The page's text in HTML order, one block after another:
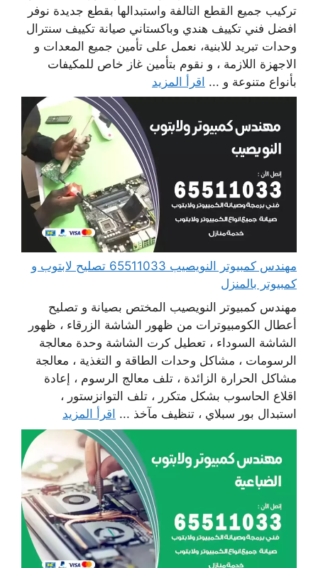
تركيب جميع القطع التالفة واستبدالها بقطع جديدة نوفر
افضل فني تكييف هندي وباكستاني صيانة تكييف سنترال
وحدات تبريد للابنية، نعمل على تأمين جميع المعدات و
الاجهزة اللازمة ، و نقوم بتأمين غاز خاص للمكيفات
بأنواع متنوعة و ... اقرأ المزيد
مهندس كمبيوتر النويصيب 65511033 تصليح لابتوب و
كمبيوتر بالمنزل
مهندس كمبيوتر النويصيب المختص بصيانة و تصليح
أعطال الكومبيوترات من ظهور الشاشة الزرقاء ، ظهور
الشاشة السوداء ، تعطيل كرت الشاشة وحدة معالجة
الرسومات ، مشاكل وحدات الطاقة و التغذية ، معالجة
مشاكل الحرارة الزائدة ، تلف معالج الرسوم ، إعادة
اقلاع الحاسوب بشكل متكرر ، تلف التوانزستور ،
استبدال بور سبلاي ، تنظيف مآخذ ... اقرأ المزيد